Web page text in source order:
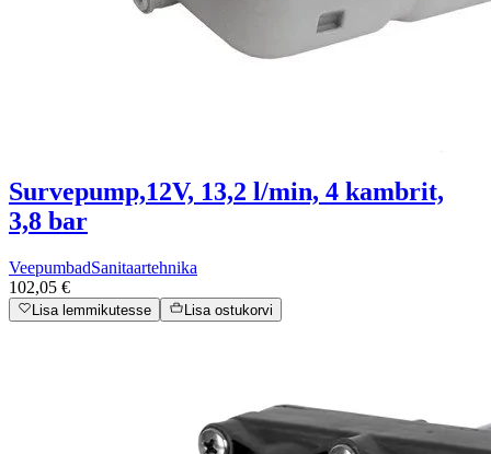
Survepump,12V, 13,2 l/min, 4 kambrit,
3,8 bar
VeepumbadSanitaartehnika
102,05 €
Lisa lemmikutesse Lisa ostukorvi